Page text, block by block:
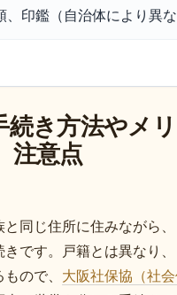
、印鑑（自治体により異
き方法やメ
注意点
同じ住所に住みながら、
です。戸籍とは異なり、
ので、 大阪社保協（社